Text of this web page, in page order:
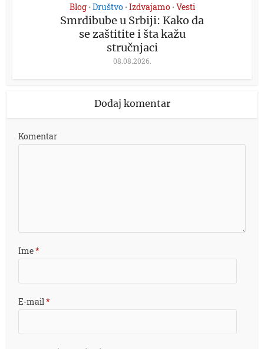
Blog • Društvo • Izdvajamo • Vesti
Smrdibube u Srbiji: Kako da
se zaštitite i šta kažu
stručnjaci
08.08.2026.
Dodaj komentar
Komentar
Ime*
E-mail*